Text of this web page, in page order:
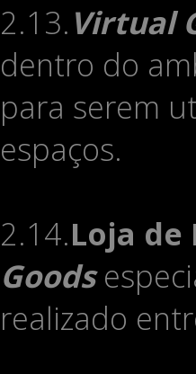
2.13.Virtual
dentro do
para serem
espaços.
2.14.Loja
Goods
realizado